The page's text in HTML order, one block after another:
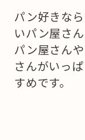
パン好きな
いパン屋さ
パン屋さん
さんがいっ
すめです。